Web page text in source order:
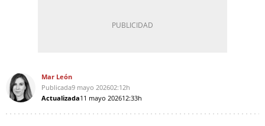
Mar León
Publicada9 mayo 202602:12h
Actualizada11 mayo 202612:33h